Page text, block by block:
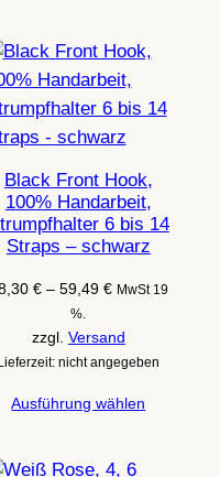
Black Front Hook,
100% Handarbeit,
6 bis 14
Straps – schwarz
€ – 59,49 €Preisspanne:
bis
59,49 €
MwSt 19
%.
zzgl. Versand
Lieferzeit: nicht angegeben
Ausführung wählen